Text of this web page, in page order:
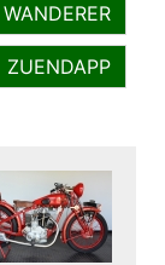
WANDERER
ZUENDAPP